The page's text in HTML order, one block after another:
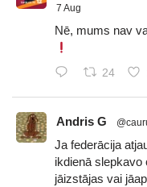
7 Aug
Nē, mums nav
24
Andris G
Ja federācija
ikdienā slepkavo
jāizstājas vai